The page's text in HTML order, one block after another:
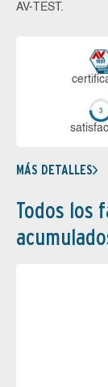
AV-TEST.
MÁS DETALLES
Todos los